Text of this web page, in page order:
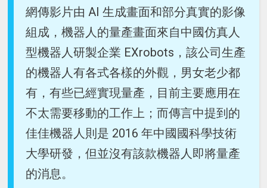
網傳影片由 AI 生成畫面和部分真實的影像
組成，機器人的量產畫面來自中國仿真人
型機器人研製企業 EXrobots，該公司生產
的機器人有各式各樣的外觀，男女老少都
有，有些已經實現量產，目前主要應用在
不太需要移動的工作上；而傳言中提到的
佳佳機器人則是 2016 年中國國科學技術
大學研發，但並沒有該款機器人即將量產
的消息。